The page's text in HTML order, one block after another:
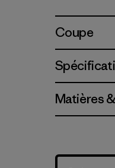
Coupe
Matières